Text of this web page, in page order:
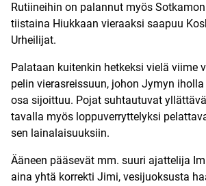
Rutiineihin on palannut myös
tiistaina Hiukkaan vieraaksi saapuu
Urheilijat.
Palataan kuitenkin hetkeksi vielä viime
pelin vierasreissuun, johon Jymyn
osa sijoittuu. Pojat suhtautuvat
tavalla myös loppuverryttelyksi
sen lainalaisuuksiin.
Ääneen pääsevät mm. suuri ajattelija
aina yhtä korrekti Jimi, vesijuoksusta